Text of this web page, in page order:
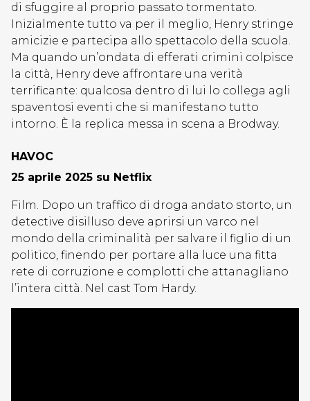
di sfuggire al proprio passato tormentato.
Inizialmente tutto va per il meglio, Henry stringe
amicizie e partecipa allo spettacolo della scuola.
Ma quando un’ondata di efferati crimini colpisce
la città, Henry deve affrontare una verità
terrificante: qualcosa dentro di lui lo collega agli
spaventosi eventi che si manifestano tutto
intorno. È la replica messa in scena a Brodway.
HAVOC
25 aprile 2025 su Netflix
Film. Dopo un traffico di droga andato storto, un
detective disilluso deve aprirsi un varco nel
mondo della criminalità per salvare il figlio di un
politico, finendo per portare alla luce una fitta
rete di corruzione e complotti che attanagliano
l’intera città. Nel cast Tom Hardy.